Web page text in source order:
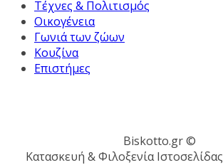
Τέχνες & Πολιτισμός
Οικογένεια
Γωνιά των ζώων
Κουζίνα
Επιστήμες
Biskotto.gr ©
Κατασκευή & Φιλοξενία Ιστοσελίδας